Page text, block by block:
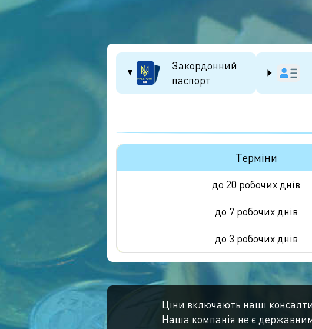
Закордонний
паспорт
Терміни
до 20 робочих днів
до 7 робочих днів
до 3 робочих днів
Ціни включають наші
Наша компанія не є